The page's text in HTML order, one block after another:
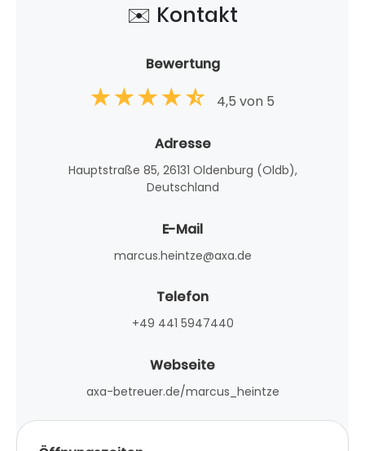
✉️ Kontakt
Bewertung
4,5 von 5
Adresse
Hauptstraße 85, 26131 Oldenburg (Oldb),
Deutschland
E-Mail
marcus.heintze@axa.de
Telefon
+49 441 5947440
Webseite
axa-betreuer.de/marcus_heintze